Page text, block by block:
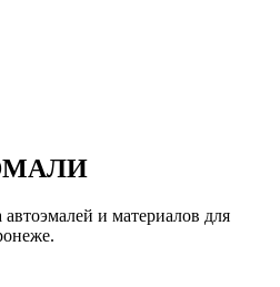
и материалов для